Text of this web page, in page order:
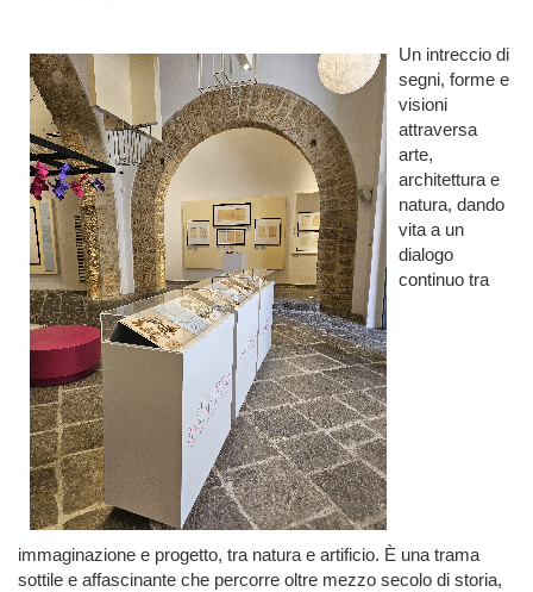
Un intreccio di
segni, forme e
visioni
attraversa
arte,
architettura e
natura, dando
vita a un
dialogo
continuo tra
immaginazione e progetto, tra natura e artificio. È una trama
sottile e affascinante che percorre oltre mezzo secolo di storia,